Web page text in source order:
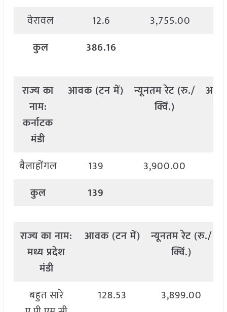
वेरावल
12.6 3,755.00
कुल
386.16
राज्यका
नाम:
कर्नाटक
मंडी
आवक (टनमें) न्यूनतमरेट (रु./
क्विं.)
बैलाहोंगल 139 3,900.00
कुल
139
राज्यकानाम:
मध्यप्रदेश
मंडी
आवक (टनमें) न्यूनतमरेट (रु./
क्विं.)
बहुत सारे
128.53 3,899.00